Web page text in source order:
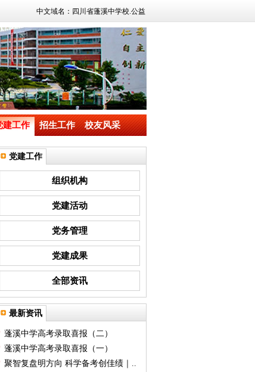
中文域名：四川省蓬溪中学校.公益
建工作 招生工作 校友风采
党建工作
组织机构
党建活动
党务管理
党建成果
全部资讯
最新资讯
蓬溪中学高考录取喜报（二）
蓬溪中学高考录取喜报（一）
聚智复盘明方向 科学备考创佳绩｜..